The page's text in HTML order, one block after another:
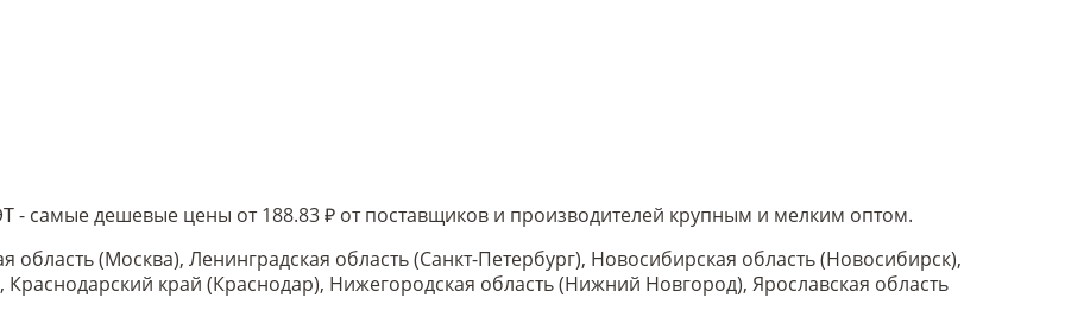
- самые дешевые цены от 188.83 ₽ от поставщиков и производителей крупным и мелким оптом.
область (Москва), Ленинградская область (Санкт-Петербург), Новосибирская область (Новосибирск),
край (Краснодар), Нижегородская область (Нижний Новгород), Ярославская область